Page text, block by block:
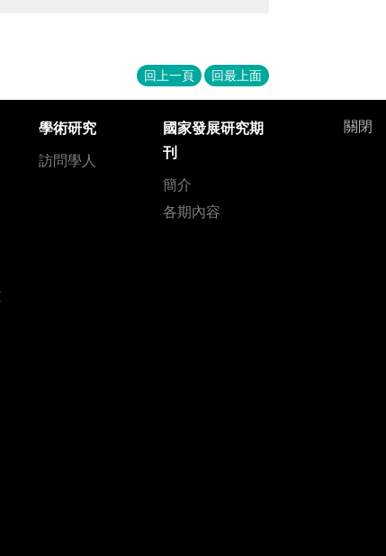
回上一頁 回最上面
關閉
學術研究
訪問學人
國家發展研究期
刊
簡介
各期內容